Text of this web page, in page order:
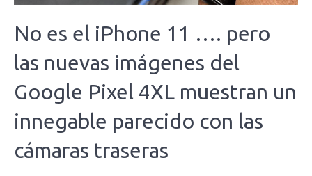
No es el iPhone 11 …. pero
las nuevas imágenes del
Google Pixel 4XL muestran un
innegable parecido con las
cámaras traseras